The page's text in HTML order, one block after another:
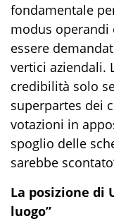
fondamentale
modus operandi
essere
vertici aziendali.
credibilità solo
superpartes dei
votazioni in
spoglio delle
sarebbe
La posizione
luogo”